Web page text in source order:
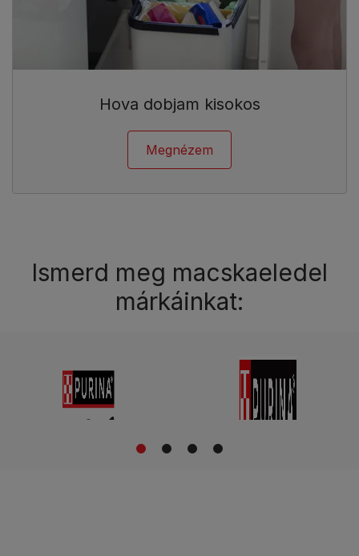
Hova dobjam kisokos
Megnézem
Ismerd meg macskaeledel
márkáinkat:
1 2 3 4